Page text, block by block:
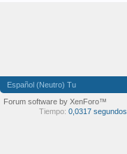
Español (Neutro) Tu
Forum software by XenForo™
Tiempo: 0,0317 segundos